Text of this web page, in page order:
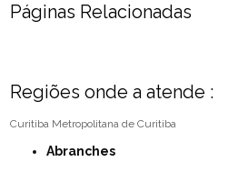
Páginas Relacionadas
Regiões onde a atende :
Curitiba Metropolitana de Curitiba
Abranches